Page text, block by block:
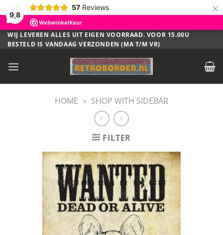
9,8
57 Reviews ×
Ga
naar
WIJ LEVEREN ALLES UIT EIGEN VOORRAAD. VOOR 15.00U
BESTELD IS VANDAAG VERZONDEN (MA T/M VR)
HOME » SHOP WITH SIDEBAR
FILTER